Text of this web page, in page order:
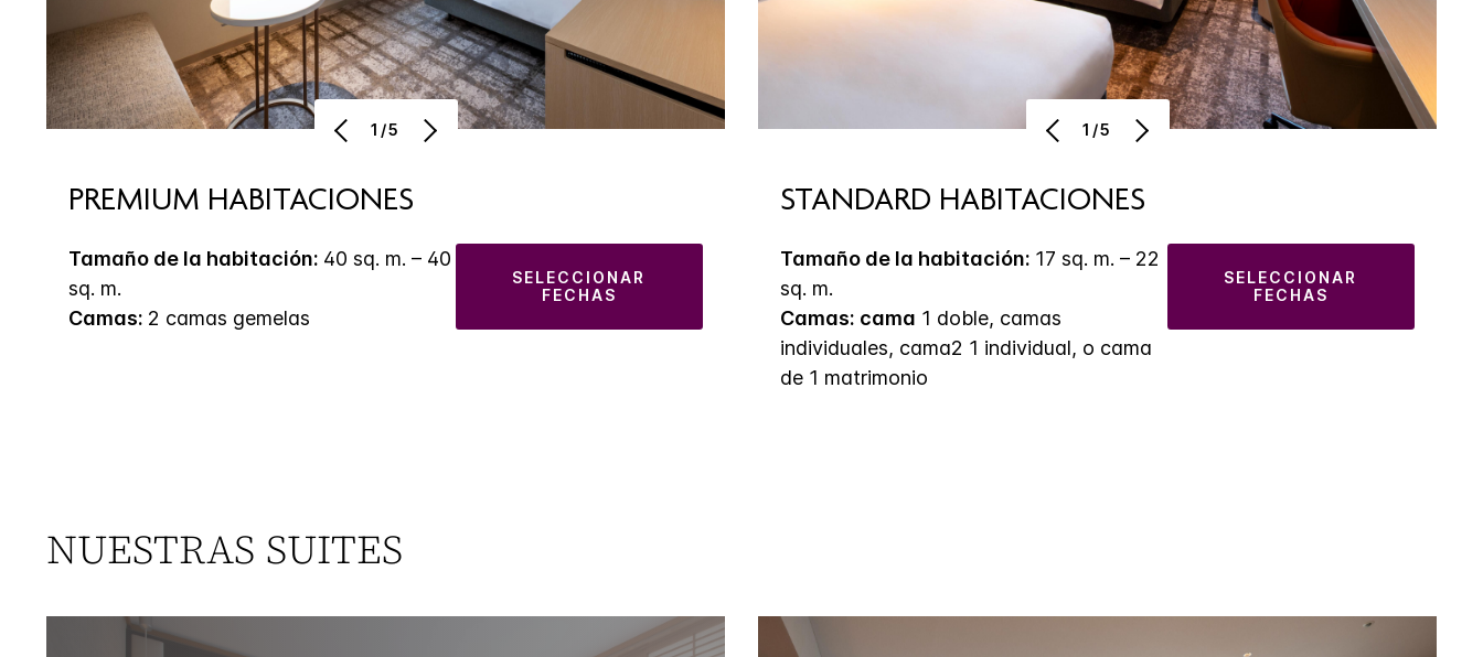
1/5
PREMIUM HABITACIONES
Tamaño de la habitación: 40 sq. m. – 40
sq. m.
Camas: 2 camas gemelas
SELECCIONAR
FECHAS
1/5
STANDARD HABITACIONES
Tamaño de la habitación: 17 sq. m. – 22
sq. m.
Camas: cama 1 doble, camas
individuales, cama2 1 individual, o cama
de 1 matrimonio
SELECCIONAR
FECHAS
NUESTRAS SUITES